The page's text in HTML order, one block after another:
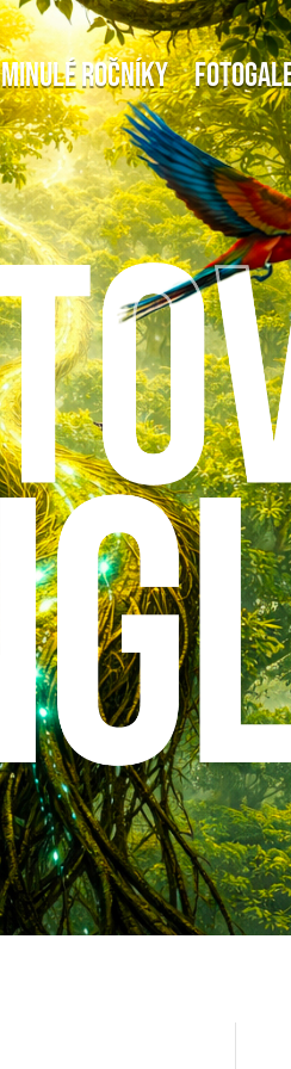
Minulé ročníky